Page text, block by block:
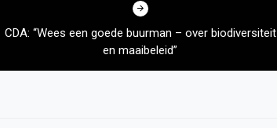
CDA: “Wees een goede buurman – over biodiversiteit
en maaibeleid”